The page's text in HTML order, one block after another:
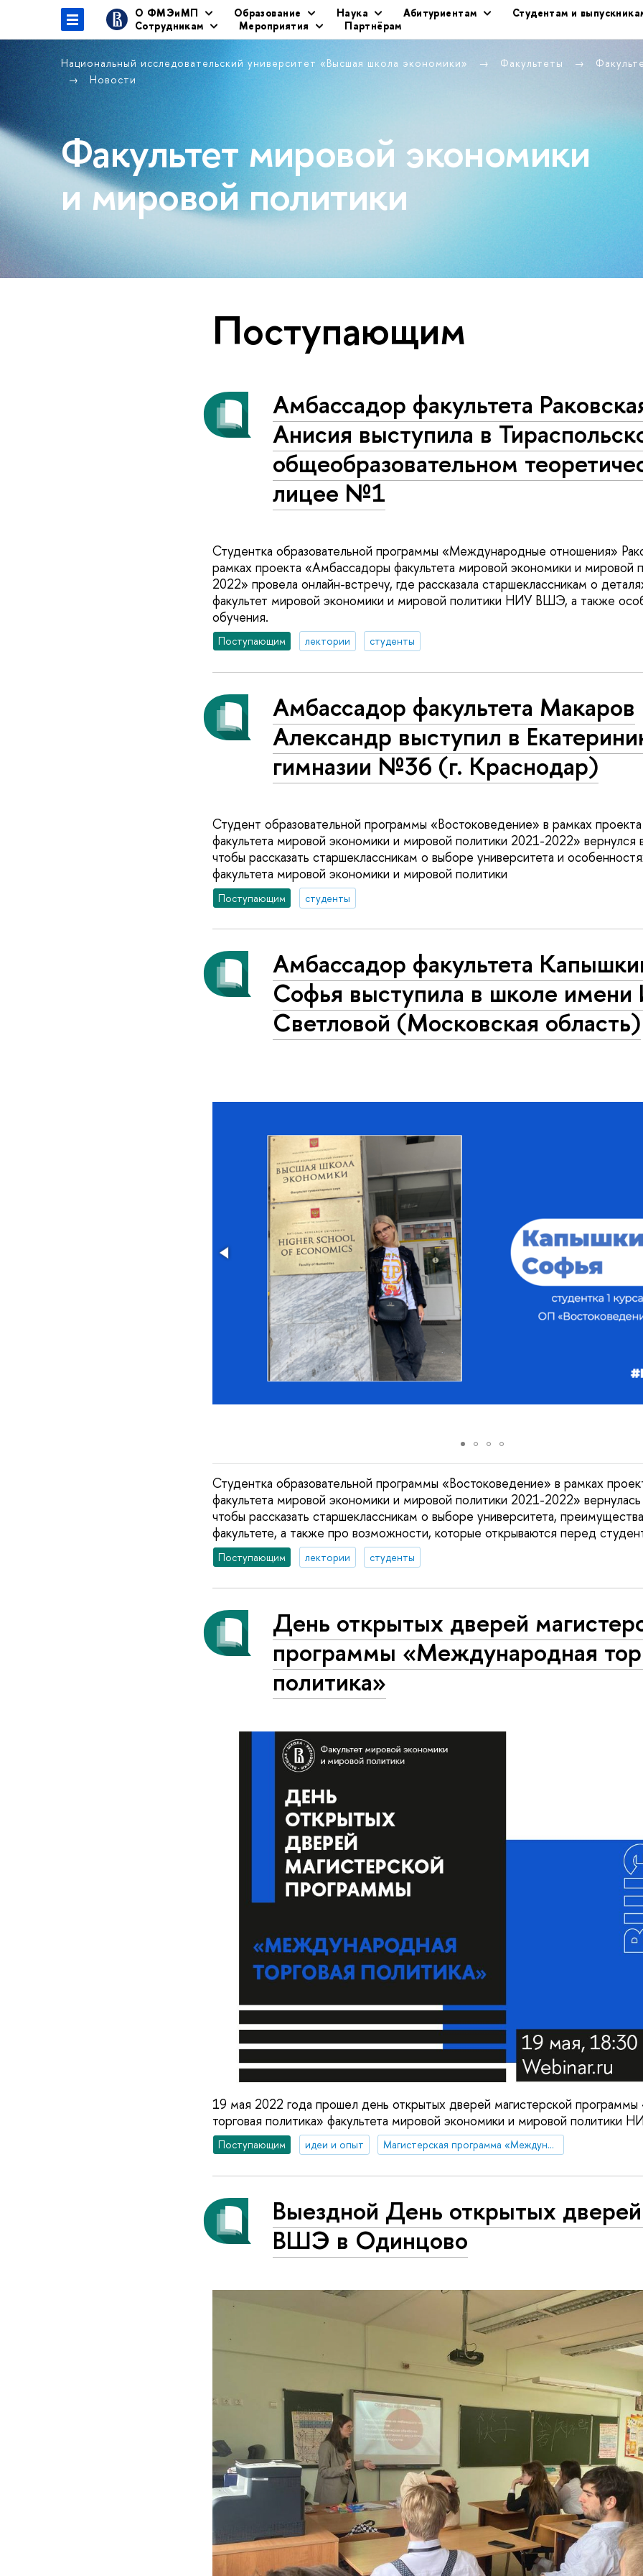
О ФМЭиМП Образование Наука Абитуриентам
Студентам и
Сотрудникам
Мероприятия Партнёрам
Национальный исследовательский университет «Высшая школа экономики» Факультеты
Новости
Факультет мировой экономики
и мировой политики
Поступающим
Амбассадор факультета
Анисия выступила в
общеобразовательном
лицее №1
Студентка образовательной программы «Международные отношения»
рамках проекта «Амбассадоры факультета мировой экономики и мировой
2022» провела онлайн-встречу, где рассказала старшеклассникам о
факультет мировой экономики и мировой политики НИУ ВШЭ, а также
обучения.
Поступающим лектории студенты
Амбассадор факультета Макаров
Александр выступил в
гимназии №36 (г. Краснодар)
Студент образовательной программы «Востоковедение» в рамках
факультета мировой экономики и мировой политики 2021-2022»
чтобы рассказать старшеклассникам о выборе университета и
факультета мировой экономики и мировой политики
Поступающим студенты
Амбассадор факультета
Софья выступила в школе
Светловой (Московская область)
Студентка образовательной программы «Востоковедение» в рамках
факультета мировой экономики и мировой политики 2021-2022»
чтобы рассказать старшеклассникам о выборе университета,
факультете, а также про возможности, которые открываются перед
Поступающим лектории студенты
День открытых дверей
программы «Международная
политика»
19 мая 2022 года прошел день открытых дверей магистерской
торговая политика» факультета мировой экономики и мировой политики
Поступающим идеи и опыт Магистерская программа «Международная торговая политика»
Выездной День открытых
ВШЭ в Одинцово